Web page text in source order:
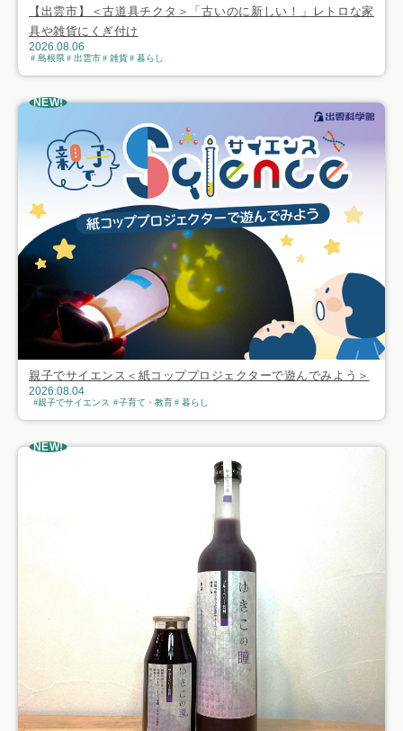
【出雲市】＜古道具チクタ＞「古いのに新しい！」レトロな家
具や雑貨にくぎ付け
2026.08.06
島根県 出雲市 雑貨 暮らし
NEW!
親子でサイエンス＜紙コッププロジェクターで遊んでみよう＞
2026.08.04
親子でサイエンス 子育て・教育 暮らし
NEW!